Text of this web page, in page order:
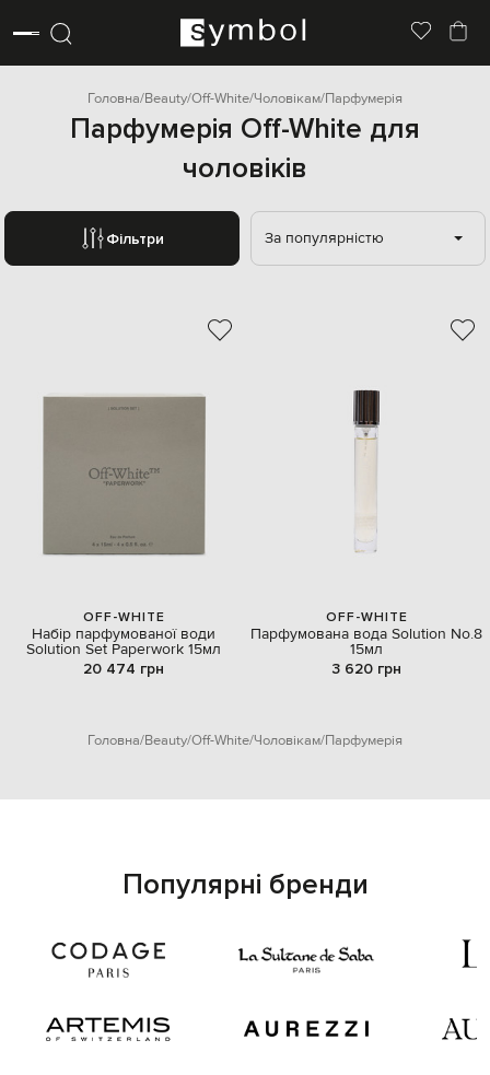
Головна Beauty Off-White Чоловікам Парфумерія
Парфумерія Off-White для
чоловіків
Фільтри За популярністю
OFF-WHITE
Набір парфумованої води
Solution Set Paperwork 15мл
20 474 грн
OFF-WHITE
Парфумована вода Solution No.8
15мл
3 620 грн
Головна Beauty Off-White Чоловікам Парфумерія
Популярні бренди